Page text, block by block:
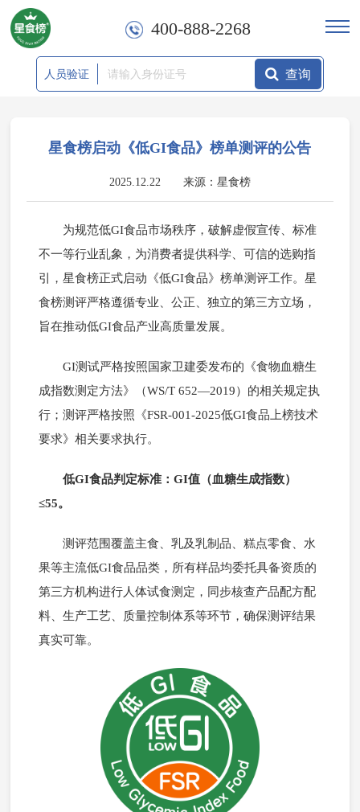
人员验证 查询
400-888-2268
星食榜启动《低GI食品》榜单测评的公告
2025.12.22 来源：星食榜
为规范低GI食品市场秩序，破解虚假宣传、标准
不一等行业乱象，为消费者提供科学、可信的选购指
引，星食榜正式启动《低GI食品》榜单测评工作。星
食榜测评严格遵循专业、公正、独立的第三方立场，
旨在推动低GI食品产业高质量发展。
GI测试严格按照国家卫建委发布的《食物血糖生
成指数测定方法》（WS/T 652—2019）的相关规定执
行；测评严格按照《FSR-001-2025低GI食品上榜技术
要求》相关要求执行。
低GI食品判定标准：GI值 （血糖生成指数）
≤55。
测评范围覆盖主食、乳及乳制品、糕点零食、 水
果等主流低GI食品品类，所有样品均委托具备资质的
第三方机构进行人体试食测定，同步核查产品配方配
料、生产工艺、质量控制体系等环节，确保测评结果
真实可靠。